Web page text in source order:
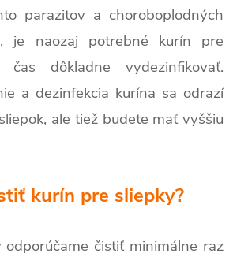
parazitov a choroboplodných
je naozaj potrebné kurín pre
dôkladne vydezinfikovať.
a dezinfekcia kurína sa odrazí
ale tiež budete mať vyššiu
kurín pre sliepky?
čistiť minimálne raz